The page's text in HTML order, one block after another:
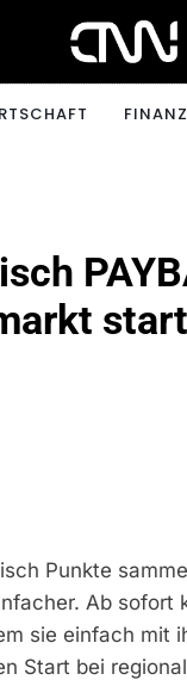
Punkte
Ab sofort
sie einfach mit
Start bei